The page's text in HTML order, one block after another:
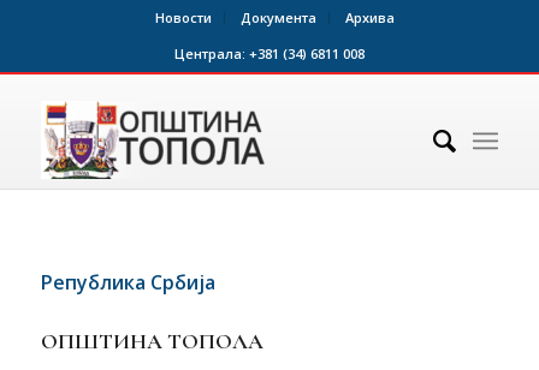
Новости Документа
Архива
Централа: +381 (34) 6811 008
Република Србија
ОПШТИНА ТОПОЛА